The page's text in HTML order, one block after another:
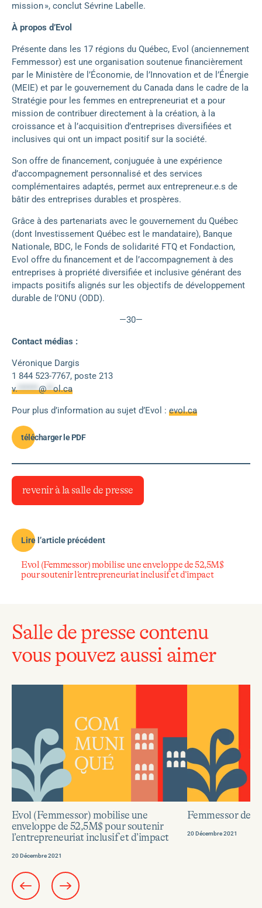
mission », conclut Sévrine Labelle.
À propos d’Evol
Présente dans les 17 régions du Québec, Evol (anciennement
Femmessor) est une organisation soutenue financièrement
par le Ministère de l’Économie, de l’Innovation et de l’Énergie
(MEIE) et par le gouvernement du Canada dans le cadre de la
Stratégie pour les femmes en entrepreneuriat et a pour
mission de contribuer directement à la création, à la
croissance et à l’acquisition d’entreprises diversifiées et
inclusives qui ont un impact positif sur la société.
Son offre de financement, conjuguée à une expérience
d’accompagnement personnalisé et des services
complémentaires adaptés, permet aux entrepreneur.e.s de
bâtir des entreprises durables et prospères.
Grâce à des partenariats avec le gouvernement du Québec
(dont Investissement Québec est le mandataire), Banque
Nationale, BDC, le Fonds de solidarité FTQ et Fondaction,
Evol offre du financement et de l’accompagnement à des
entreprises à propriété diversifiée et inclusive générant des
impacts positifs alignés sur les objectifs de développement
durable de l’ONU (ODD).
—30—
Contact médias :
Véronique Dargis
1 844 523-7767, poste 213
v.******@**ol.ca
Pour plus d’information au sujet d’Evol : evol.ca
télécharger le PDF
revenir à la salle de presse
Lire l’article précédent
Evol (Femmessor) mobilise une enveloppe de 52,5M$
pour soutenir l’entrepreneuriat inclusif et d’impact
Salle de presse contenu
vous pouvez aussi aimer
savoir
plus
sur
Evol
mobilise
une
enveloppe
Evol (Femmessor) mobilise une
enveloppe de 52,5M$ pour soutenir
l’entrepreneuriat inclusif et d’impact
20 Décembre 2021
savoir
plus
Femmessor
20 Décembre 2021